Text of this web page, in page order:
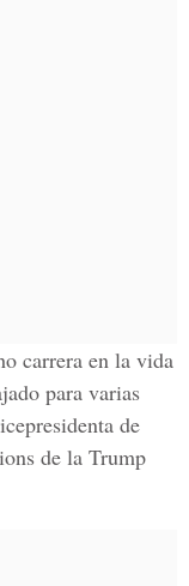
carrera en la vida
para varias
de
de la Trump